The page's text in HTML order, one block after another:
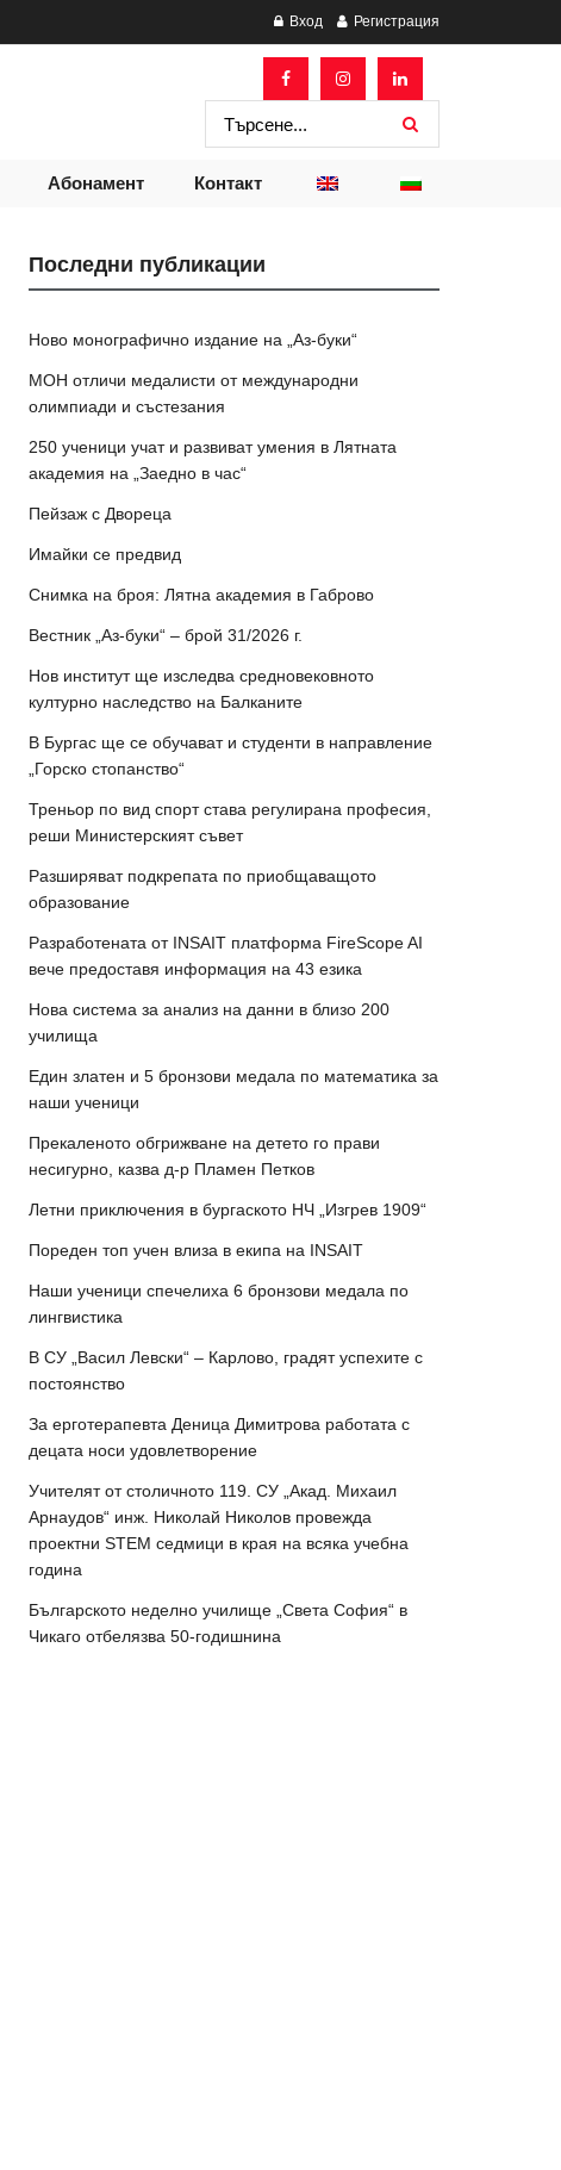
Вход Регистрация
Абонамент Контакт
Последни публикации
Ново монографично издание на „Аз-буки“
МОН отличи медалисти от международни
олимпиади и състезания
250 ученици учат и развиват умения в Лятната
академия на „Заедно в час“
Пейзаж с Двореца
Имайки се предвид
Снимка на броя: Лятна академия в Габрово
Вестник „Аз-буки“ – брой 31/2026 г.
Нов институт ще изследва средновековното
културно наследство на Балканите
В Бургас ще се обучават и студенти в направление
„Горско стопанство“
Треньор по вид спорт става регулирана професия,
реши Министерският съвет
Разширяват подкрепата по приобщаващото
образование
Разработената от INSAIT платформа FireScope AI
вече предоставя информация на 43 езика
Нова система за анализ на данни в близо 200
училища
Един златен и 5 бронзови медала по математика за
наши ученици
Прекаленото обгрижване на детето го прави
несигурно, казва д-р Пламен Петков
Летни приключения в бургаското НЧ „Изгрев 1909“
Пореден топ учен влиза в екипа на INSAIT
Наши ученици спечелиха 6 бронзови медала по
лингвистика
В СУ „Васил Левски“ – Карлово, градят успехите с
постоянство
За ерготерапевта Деница Димитрова работата с
децата носи удовлетворение
Учителят от столичното 119. СУ „Акад. Михаил
Арнаудов“ инж. Николай Николов провежда
проектни STEM седмици в края на всяка учебна
година
Българското неделно училище „Света София“ в
Чикаго отбелязва 50-годишнина